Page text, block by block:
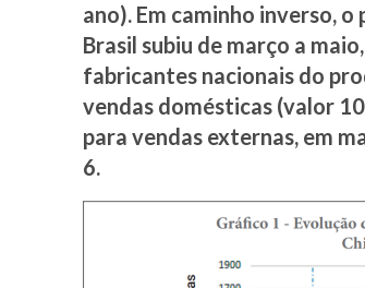
ano). Em caminho inverso,
Brasil subiu de março a
fabricantes nacionais do
vendas domésticas (valor
para vendas externas, em
6.